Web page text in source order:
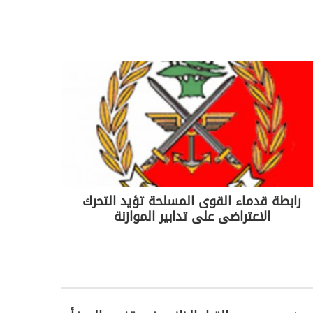
رابطة قدماء القوى المسلحة تؤيد التحرك
الاعتراضي على تدابير الموازنة